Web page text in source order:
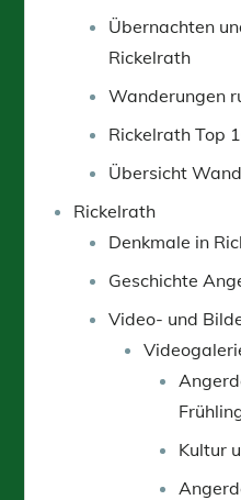
Übernachten
Rickelrath
Wanderungen
Rickelrath Top
Übersicht
Rickelrath
Denkmale in
Geschichte
Video- und
Kultur